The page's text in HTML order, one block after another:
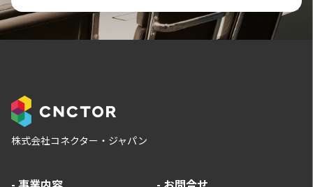
株式会社コネクター・ジャパン